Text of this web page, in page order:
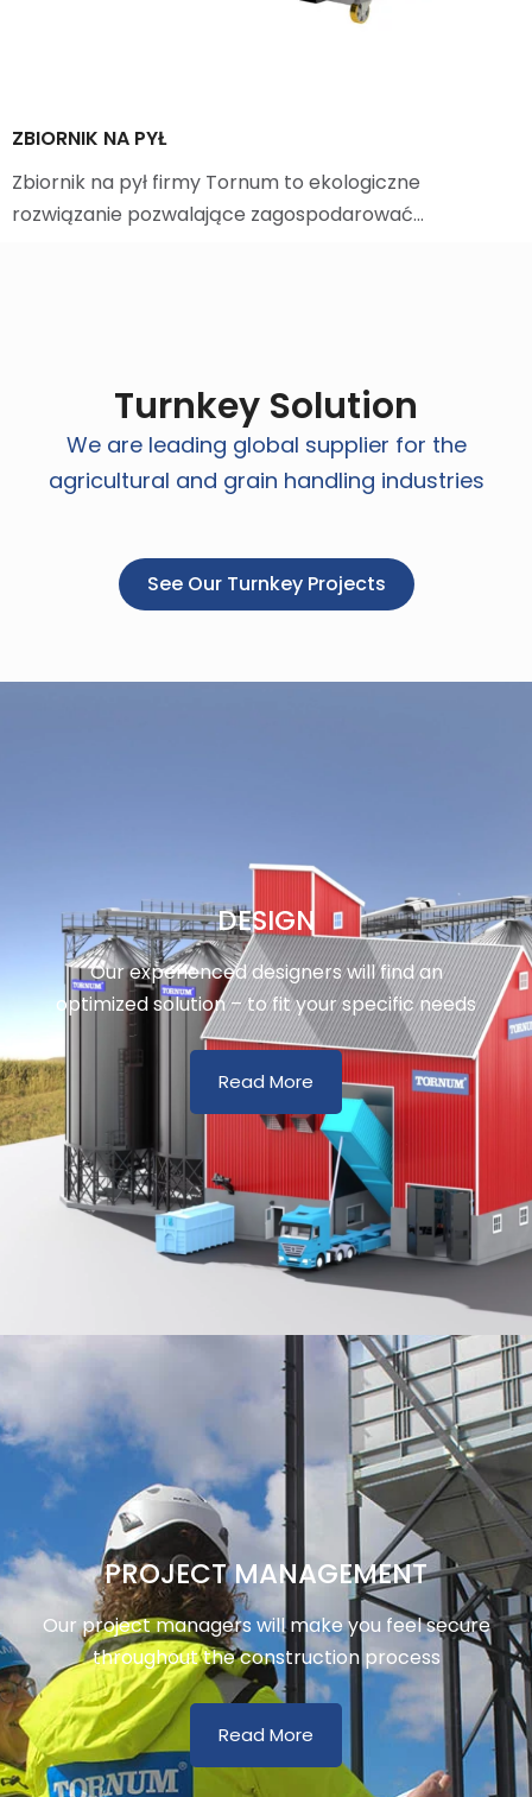
ZBIORNIK NA PYŁ
Zbiornik na pył firmy Tornum to ekologiczne
rozwiązanie pozwalające zagospodarować…
Turnkey Solution
We are leading global supplier for the
agricultural and grain handling industries
See Our Turnkey Projects
DESIGN
Our experienced designers will find an
optimized solution – to fit your specific needs
Read More
PROJECT MANAGEMENT
Our project managers will make you feel secure
throughout the construction process
Read More